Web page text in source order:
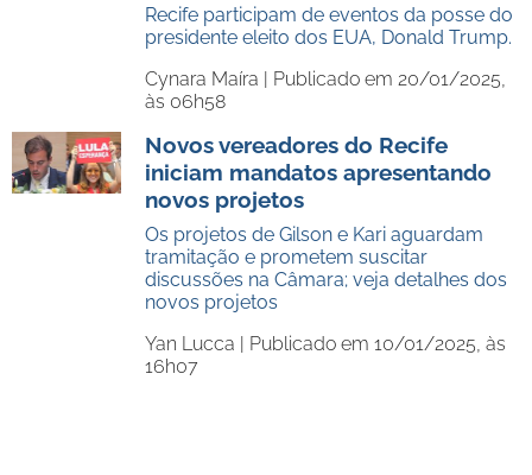
Recife participam de eventos da posse do
presidente eleito dos EUA, Donald Trump.
Cynara Maíra | Publicado em 20/01/2025,
às 06h58
Novos vereadores do Recife
iniciam mandatos apresentando
novos projetos
Os projetos de Gilson e Kari aguardam
tramitação e prometem suscitar
discussões na Câmara; veja detalhes dos
novos projetos
Yan Lucca | Publicado em 10/01/2025, às
16h07